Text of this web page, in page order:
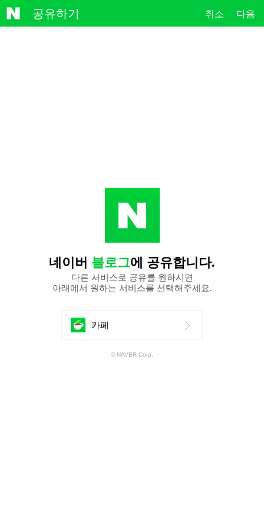
NAVE
공유하기 취소 다음
네이버 블로그에 공유합니다.
다른 서비스로 공유를 원하시면
아래에서 원하는 서비스를 선택해주세요.
카페
공
© NAVER Corp.